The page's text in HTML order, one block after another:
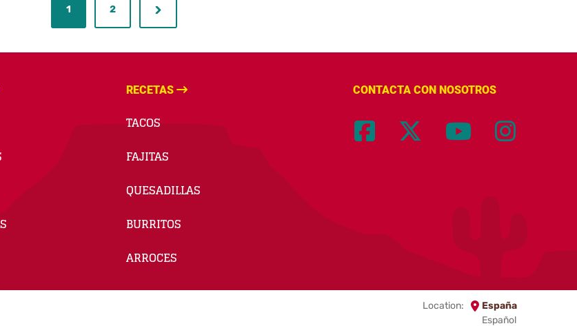
1 2
RECETAS
TACOS
FAJITAS
QUESADILLAS
BURRITOS
ARROCES
CONTACTA CON NOSOTROS
Location:
España
Español